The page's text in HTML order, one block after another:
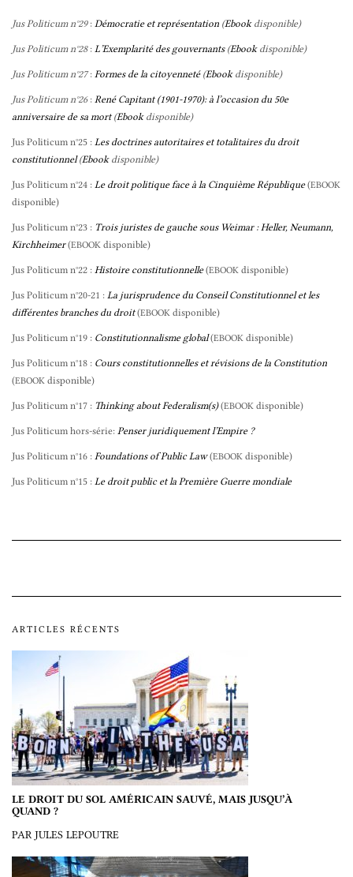
Jus Politicum n°29: Démocratie et représentation (Ebookdisponible)
Jus Politicum n°28: L’Exemplarité des gouvernants(Ebookdisponible)
Jus Politicum n°27: Formes de la citoyenneté(Ebookdisponible)
Jus Politicum n°26: René Capitant (1901-1970): à l’occasion du 50e
anniversaire de sa mort(Ebookdisponible)
Jus Politicum n°25 : Les doctrines autoritaires et totalitaires du droit
constitutionnel(Ebookdisponible)
Jus Politicum n°24 : Le droit politique face à la Cinquième République (EBOOK
disponible)
Jus Politicum n°23 : Trois juristes de gauche sous Weimar : Heller, Neumann,
Kirchheimer (EBOOK disponible)
Jus Politicum n°22 : Histoire constitutionnelle (EBOOK disponible)
Jus Politicum n°20-21 : La jurisprudence du Conseil Constitutionnel et les
différentes branches du droit (EBOOK disponible)
Jus Politicum n°19 : Constitutionnalisme global (EBOOK disponible)
Jus Politicum n°18 : Cours constitutionnelles et révisions de la Constitution
(EBOOK disponible)
Jus Politicum n°17 : Thinking about Federalism(s) (EBOOK disponible)
Jus Politicum hors-série: Penser juridiquement l’Empire ?
Jus Politicum n°16 : Foundations of Public Law (EBOOK disponible)
Jus Politicum n°15 : Le droit public et la Première Guerre mondiale
ARTICLES RÉCENTS
LE DROIT DU SOL AMÉRICAIN SAUVÉ, MAIS JUSQU’À
QUAND ?
PAR JULES LEPOUTRE